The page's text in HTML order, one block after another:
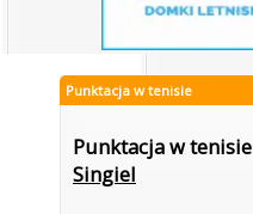
Punktacja w tenisie
Punktacja w tenisie
Singiel